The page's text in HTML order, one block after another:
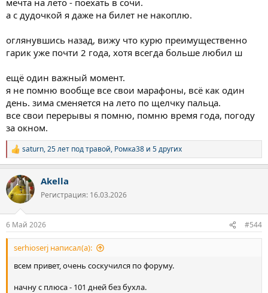
а с дудочкой я даже на билет не накоплю.
оглянувшись назад, вижу что курю преимущественно
гарик уже почти 2 года, хотя всегда больше любил ш
ещё один важный момент.
я не помню вообще все свои марафоны, всё как один
день. зима сменяется на лето по щелчку пальца.
все свои перерывы я помню, помню время года, погоду
за окном.
Р
е
к
ц
и
saturn,25 лет под травой, Ромка38 и 5 других
Akella
Регистрация: 16.03.2026
6 Май 2026 #544
serhioserj написал(а):
всем привет, очень соскучился по форуму.
начну с плюса - 101 дней без бухла.